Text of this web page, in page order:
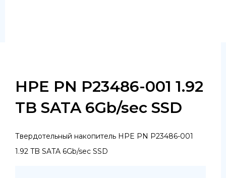
HPE PN P23486-001 1.92
TB SATA 6Gb/sec SSD
Твердотельный накопитель HPE PN P23486-001
1.92 TB SATA 6Gb/sec SSD